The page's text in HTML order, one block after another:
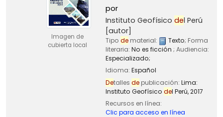
Imagen de
cubierta local
por
Instituto Geofísico del Perú
[autor]
Tipo dematerial: Texto; Forma
literaria: No es ficción ; Audiencia:
Especializado;
Idioma: Español
Detalles depublicación: Lima:
Instituto Geofísico del Perú,2017
Recursos en línea:
Clic para acceso en línea